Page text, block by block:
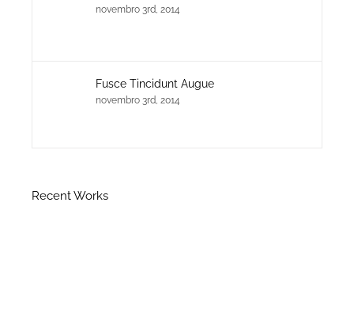
novembro 3rd, 2014
Fusce Tincidunt Augue
novembro 3rd, 2014
Recent Works